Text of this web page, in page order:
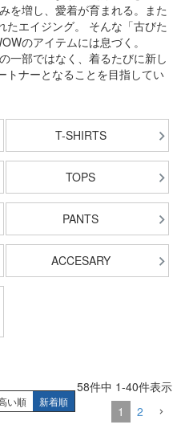
を増し、愛着が育まれる。また
たエイジング。 そんな「古びた
のアイテムには息づく。
一部ではなく、着るたびに新し
トナーとなることを目指してい
T-SHIRTS
TOPS
PANTS
ACCESARY
い順 新着順
58件中 1-40件表示
1
2